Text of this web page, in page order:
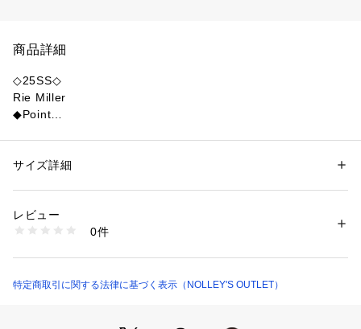
商品詳細
◇25SS◇
Rie Miller
◆Point
・ハリ感のある素材で、気になる二の腕やヒップまわりをさり
るのもおすすめ
・合わせるインナーによってオールシーズンレイヤードスタイ
●お取扱い上のご注意●
性別：レディース
素材：ポリエステル100%
商品番号：
5-0037-2-03-004 （ショップ）
サイズ詳細
レビュー
0件
特定商取引に関する法律に基づく表示（NOLLEY'S OUTLET）